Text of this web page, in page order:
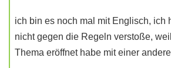
ich bin es noch mal mit Englisch, ich
nicht gegen die Regeln verstoße,
Thema eröffnet habe mit einer